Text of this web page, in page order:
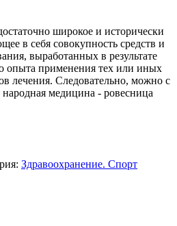
широкое и исторически
в себя совокупность средств и
выработанных в результате
опыта применения тех или иных
лечения. Следовательно, можно с
народная медицина - ровесница
Здравоохранение. Спорт